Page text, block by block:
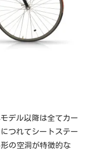
デル以降は全てカー
つれてシートステー
の空洞が特徴的な